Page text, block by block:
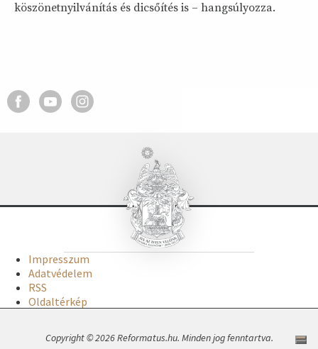
köszönetnyilvánítás és dicsőítés is – hangsúlyozza.
Impresszum
Adatvédelem
RSS
Oldaltérkép
Copyright © 2026 Reformatus.hu. Minden jog fenntartva.